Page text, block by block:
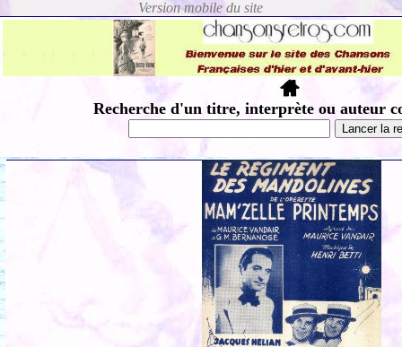
Recherche d'un titre, interprète ou auteur